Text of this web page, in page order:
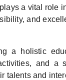
a vital role
and
a holistic
and a
talents and